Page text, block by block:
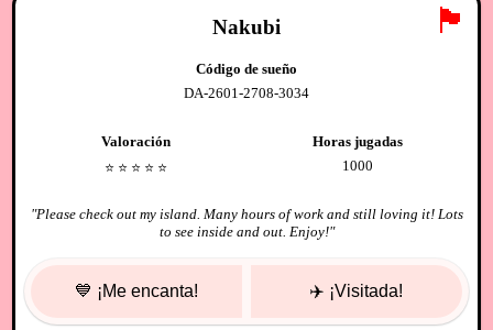
🏴
Nakubi
Código de sueño
DA-2601-2708-3034
Valoración
⭐️ ⭐️ ⭐️ ⭐️ ⭐️
Horas jugadas
1000
"Please check out my island. Many hours of work and still loving it! Lots
to see inside and out. Enjoy!"
💙 ¡Me encanta! ✈️ ¡Visitada!